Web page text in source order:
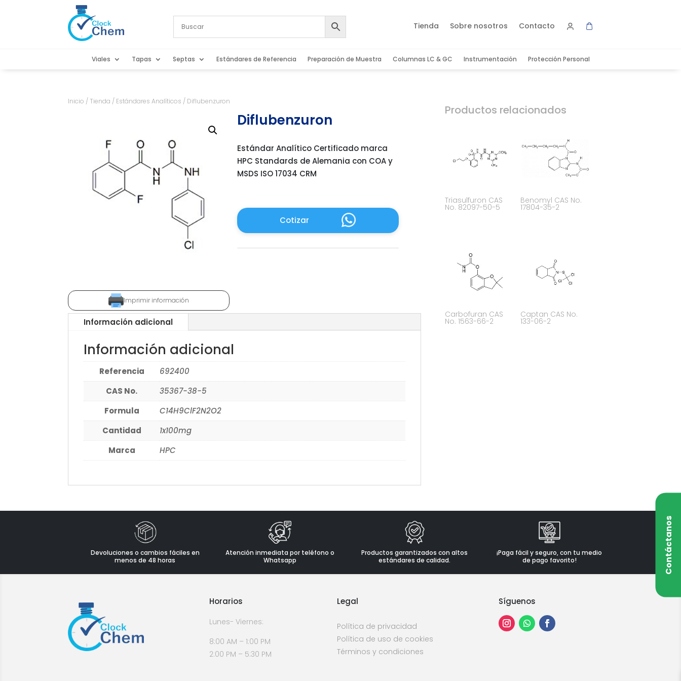
Tienda Sobre nosotros Contacto
Viales Tapas Septas Estándares de Referencia Preparación de Muestra Columnas LC & GC Instrumentación Protección Personal
Inicio / Tienda / Estándares Analíticos / Diflubenzuron
Imprimir información
Diflubenzuron
Estándar Analítico Certificado marca
HPC Standards de Alemania con COA y
MSDS ISO 17034 CRM
Cotizar
Información adicional
Información adicional
Referencia
692400
CAS No.
35367-38-5
Formula
C14H9ClF2N2O2
Cantidad
1x100mg
Marca
HPC
Productos relacionados
Triasulfuron CAS
No. 82097-50-5
Benomyl CAS No.
17804-35-2
Carbofuran CAS
No. 1563-66-2
Captan CAS No.
133-06-2
Devoluciones o cambios fáciles en
menos de 48 horas
Atención inmediata por teléfono o
Whatsapp
Productos garantizados con altos
estándares de calidad.
¡Paga fácil y seguro, con tu medio
de pago favorito!
Contáctanos
Horarios
Lunes- Viernes:
8:00 AM – 1:00 PM
2:00 PM – 5:30 PM
Legal
Política de privacidad
Política de uso de cookies
Términos y condiciones
Síguenos